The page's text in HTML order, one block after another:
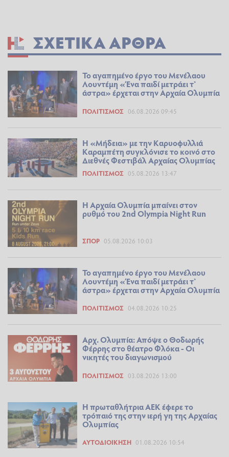
ΣΧΕΤΙΚΆ ΆΡΘΡΑ
Το αγαπημένο έργο του Μενέλαου
Λουντέμη «Ένα παιδί μετράει τ’
άστρα» έρχεται στην Αρχαία Ολυμπία
ΠΟΛΙΤΙΣΜΌΣ 06.08.2026 09:45
Η «Μήδεια» με την Καρυοφυλλιά
Καραμπέτη συγκλόνισε το κοινό στο
Διεθνές Φεστιβάλ Αρχαίας Ολυμπίας
ΠΟΛΙΤΙΣΜΌΣ 05.08.2026 13:47
Η Αρχαία Ολυμπία μπαίνει στον
ρυθμό του 2nd Olympia Night Run
ΣΠΟΡ 05.08.2026 10:03
Το αγαπημένο έργο του Μενέλαου
Λουντέμη «Ένα παιδί μετράει τ’
άστρα» έρχεται στην Αρχαία Ολυμπία
ΠΟΛΙΤΙΣΜΌΣ 04.08.2026 10:25
Αρχ. Ολυμπία: Απόψε ο Θοδωρής
Φέρρης στο θέατρο Φλόκα - Οι
νικητές του διαγωνισμού
ΠΟΛΙΤΙΣΜΌΣ 03.08.2026 13:00
Η πρωταθλήτρια ΑΕΚ έφερε το
τρόπαιό της στην ιερή γη της Αρχαίας
Ολυμπίας
ΑΥΤΟΔΙΟΊΚΗΣΗ 01.08.2026 10:54